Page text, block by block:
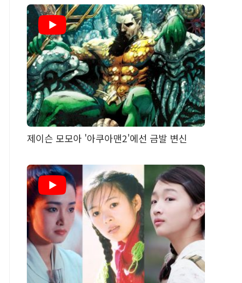
제이슨 모모아 '아쿠아맨2'에선 금발 변신